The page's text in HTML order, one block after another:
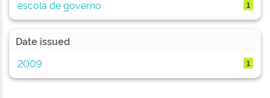
escola de governo 1
Date issued
2009
1